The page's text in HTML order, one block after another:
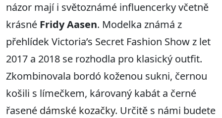
názor mají i světoznámé influencerky včetně
krásné FridyAasen. Modelka známá z
přehlídek Victoria’s Secret Fashion Show z let
2017 a 2018 se rozhodla pro klasický outfit.
Zkombinovala bordó koženou sukni, černou
košili s límečkem, károvaný kabát a černé
řasené dámské kozačky. Určitě s námi budete